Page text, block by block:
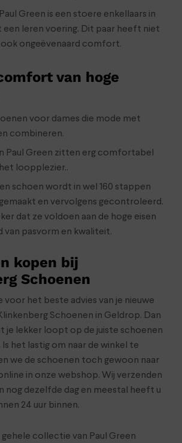
Green is een stoere enkellaars in
een leren voering. Dit paar heeft niet
ook ongeëvenaard comfort.
van hoge
voor dames die mode met
combineren.
Paul Green zitten erg comfortabel
loopplezier..
schoen wordt in wel 160 stappen
en vervolgens gecontroleerd.
dat ze voldoen aan de hoge eisen
van pasvorm en kwaliteit.
kopen bij
Schoenen
voor het beste advies van je nieuwe
Schoenen in Geldrop. Dan
je lekker loopt op de juiste schoenen
het lastig om naar de winkel te
we de schoenen toch gewoon naar
in onze webshop. Wij verzenden
nog dezelfde dag en meestal heeft u
24 uur binnen.
collectie van Paul Green